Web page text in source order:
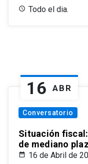
Todo el dia.
16 ABR
Conversatorio
Situación
de mediano
16 de Abril de